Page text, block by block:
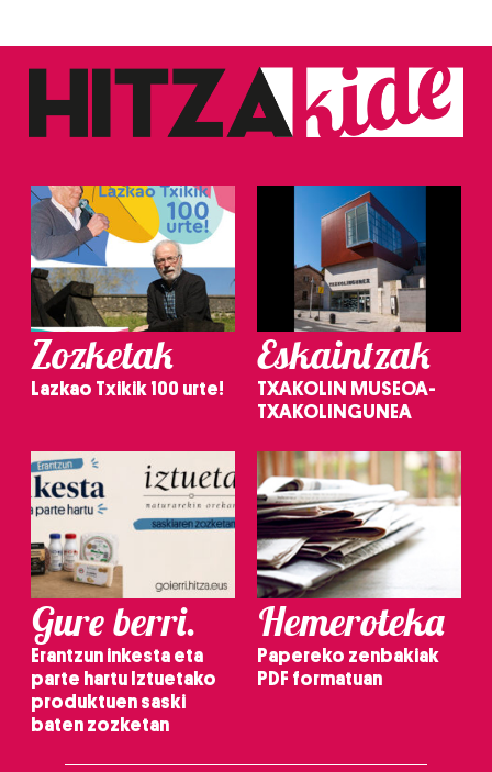
Zozketak
Lazkao Txikik 100 urte!
Eskaintzak
TXAKOLIN MUSEOA-
TXAKOLINGUNEA
Gure berri.
Erantzun inkesta eta
parte hartu Iztuetako
produktuen saski
baten zozketan
Hemeroteka
Papereko zenbakiak
PDF formatuan